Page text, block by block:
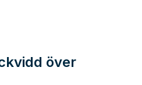
över